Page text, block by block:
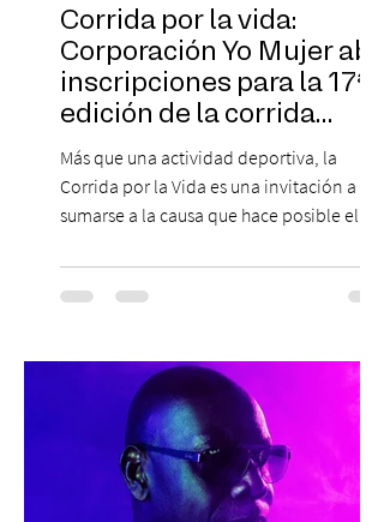
Corrida por la vida:
Corporación Yo Mujer abre
inscripciones para la 17ª
edición de la corrida
solidaria
Más que una actividad deportiva, la
Corrida por la Vida es una invitación a
sumarse a la causa que hace posible el
desarrolla durante todo el año: brindar
orientación, contención y apoyo
experiencia del cáncer de mama y a sus
familias, además de impulsar la detección
temprana, porque la información también
es una forma de acompañar. Con este
propósito, la Corporación realizará la 17ª
Corrida por la Vida, e